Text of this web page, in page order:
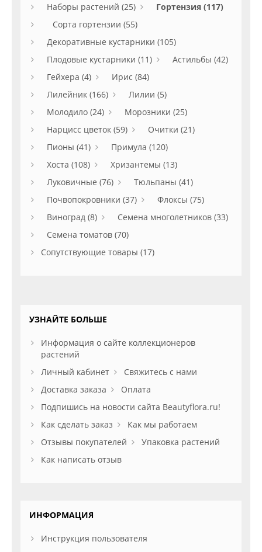
Наборы растений (25)
Гортензия (117)
Сорта гортензии (55)
Декоративные кустарники (105)
Плодовые кустарники (11)
Астильбы (42)
Гейхера (4)
Ирис (84)
Лилейник (166)
Лилии (5)
Молодило (24)
Морозники (25)
Нарцисс цветок (59)
Очитки (21)
Пионы (41)
Примула (120)
Хоста (108)
Хризантемы (13)
Луковичные (76)
Тюльпаны (41)
Почвопокровники (37)
Флоксы (75)
Виноград (8)
Семена многолетников (33)
Семена томатов (70)
Сопутствующие товары (17)
УЗНАЙТЕ БОЛЬШЕ
Информация о сайте коллекционеров
растений
Личный кабинет
Свяжитесь с нами
Доставка заказа
Оплата
Подпишись на новости сайта Beautyflora.ru!
Как сделать заказ
Как мы работаем
Отзывы покупателей
Упаковка растений
Как написать отзыв
ИНФОРМАЦИЯ
Инструкция пользователя